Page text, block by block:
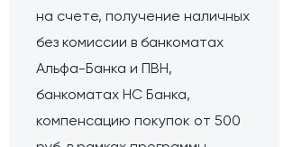
на счете, получение наличных
без комиссии в банкоматах
Альфа-Банка и ПВН,
банкоматах НС Банка,
компенсацию покупок от 500